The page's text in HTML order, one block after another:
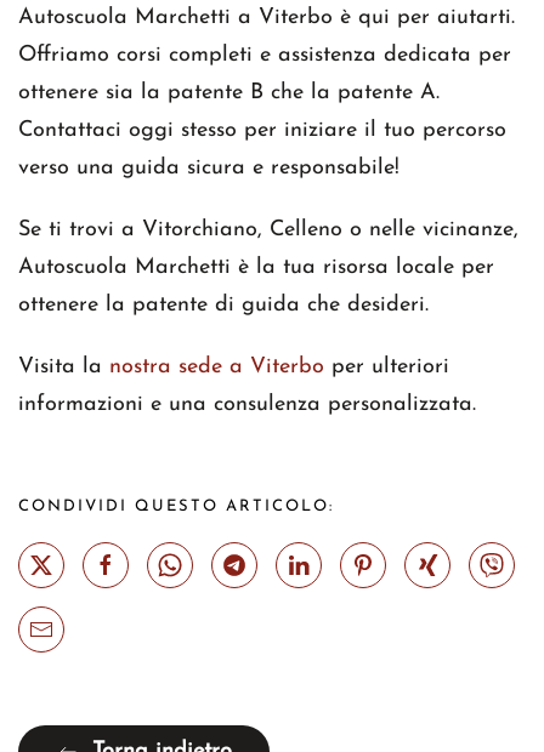
Autoscuola Marchetti a Viterbo è qui per aiutarti.
Offriamo corsi completi e assistenza dedicata per
ottenere sia la patente B che la patente A.
Contattaci oggi stesso per iniziare il tuo percorso
verso una guida sicura e responsabile!
Se ti trovi a Vitorchiano, Celleno o nelle vicinanze,
Autoscuola Marchetti è la tua risorsa locale per
ottenere la patente di guida che desideri.
Visita la nostra sede a Viterbo per ulteriori
informazioni e una consulenza personalizzata.
CONDIVIDI QUESTO ARTICOLO: